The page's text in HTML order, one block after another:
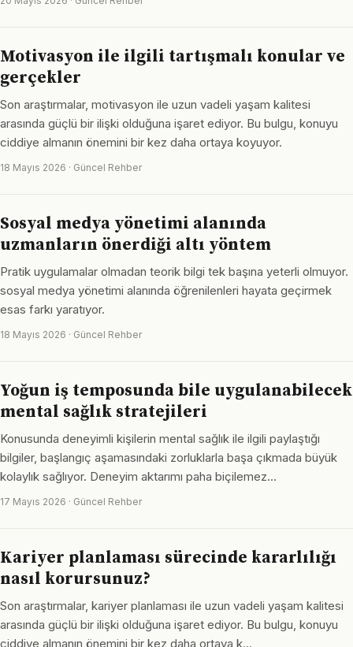
Motivasyon ile ilgili tartışmalı konular ve
gerçekler
Son araştırmalar, motivasyon ile uzun vadeli yaşam kalitesi
arasında güçlü bir ilişki olduğuna işaret ediyor. Bu bulgu, konuyu
ciddiye almanın önemini bir kez daha ortaya koyuyor.
18 Mayıs 2026 · Güncel Rehber
Sosyal medya yönetimi alanında
uzmanların önerdiği altı yöntem
Pratik uygulamalar olmadan teorik bilgi tek başına yeterli olmuyor.
sosyal medya yönetimi alanında öğrenilenleri hayata geçirmek
esas farkı yaratıyor.
18 Mayıs 2026 · Güncel Rehber
Yoğun iş temposunda bile uygulanabilecek
mental sağlık stratejileri
Konusunda deneyimli kişilerin mental sağlık ile ilgili paylaştığı
bilgiler, başlangıç aşamasındaki zorluklarla başa çıkmada büyük
kolaylık sağlıyor. Deneyim aktarımı paha biçilemez…
17 Mayıs 2026 · Güncel Rehber
Kariyer planlaması sürecinde kararlılığı
nasıl korursunuz?
Son araştırmalar, kariyer planlaması ile uzun vadeli yaşam kalitesi
arasında güçlü bir ilişki olduğuna işaret ediyor. Bu bulgu, konuyu
ciddiye almanın önemini bir kez daha ortaya k…